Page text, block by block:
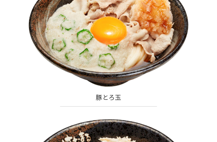
豚とろ玉